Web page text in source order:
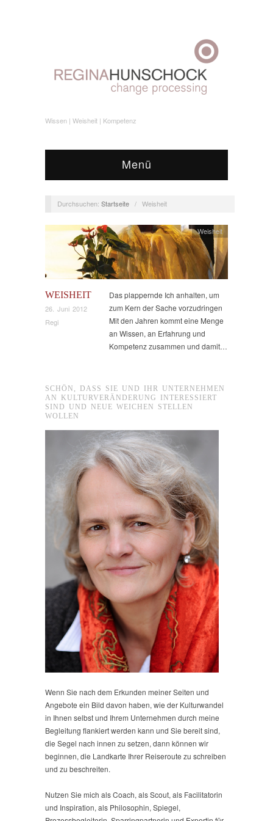
Wissen | Weisheit | Kompetenz
Menü
Durchsuchen: Startseite / Weisheit
WEISHEIT
26. Juni 2012
Regi
Weisheit
Das plappernde Ich anhalten, um
zum Kern der Sache vorzudringen
Mit den Jahren kommt eine Menge
an Wissen, an Erfahrung und
Kompetenz zusammen und damit…
SCHÖN, DASS SIE UND IHR UNTERNEHMEN
AN KULTURVERÄNDERUNG INTERESSIERT
SIND UND NEUE WEICHEN STELLEN
WOLLEN
Wenn Sie nach dem Erkunden meiner Seiten und
Angebote ein Bild davon haben, wie der Kulturwandel
in Ihnen selbst und Ihrem Unternehmen durch meine
Begleitung flankiert werden kann und Sie bereit sind,
die Segel nach innen zu setzen, dann können wir
beginnen, die Landkarte Ihrer Reiseroute zu schreiben
und zu beschreiten.
Nutzen Sie mich als Coach, als Scout, als Facilitatorin
und Inspiration, als Philosophin, Spiegel,